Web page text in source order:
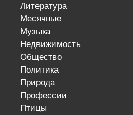
литература
месячные
музыка
недвижимость
общество
политика
природа
профессии
птицы